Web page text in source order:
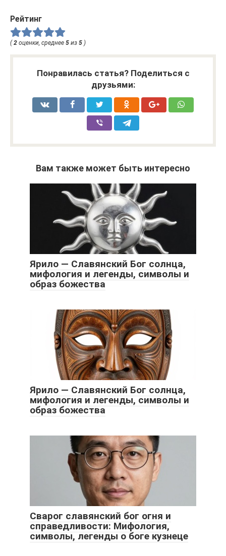
Рейтинг
(2 оценки, среднее 5 из 5 )
Понравилась статья? Поделиться с
друзьями:
Вам также может быть интересно
Ярило — Славянский Бог солнца,
мифология и легенды, символы и
образ божества
Ярило — Славянский Бог солнца,
мифология и легенды, символы и
образ божества
Сварог славянский бог огня и
справедливости: Мифология,
символы, легенды о боге кузнеце